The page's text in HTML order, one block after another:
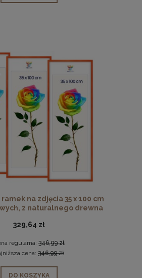
na zdjęcia 35 x 100 cm
z naturalnego drewna
329,64 zł
regularna:346,99 zł
cena: 346,99 zł
DO KOSZYKA